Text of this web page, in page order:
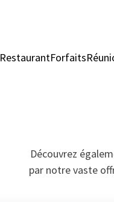
RestaurantForfaits
Découvrez
par notre vaste